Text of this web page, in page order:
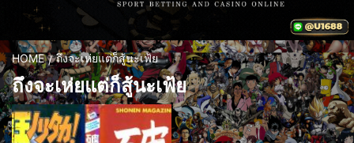
HOME ถึงจะเห่ยแต่ก็สู้นะเฟ้ย
ถึงจะเห่ยแต่ก็สู้นะเฟ้ย